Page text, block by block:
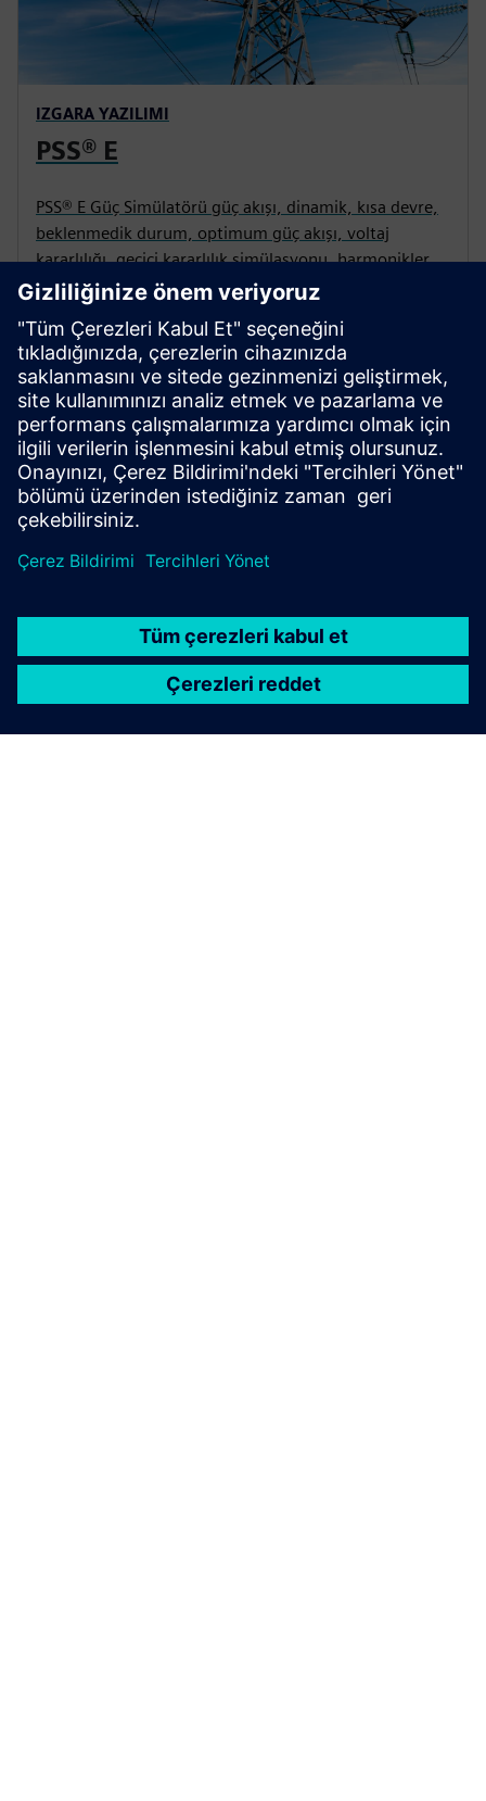
IZGARA YAZILIMI
PSS® E
PSS® E Güç Simülatörü güç akışı, dinamik, kısa devre,
beklenmedik durum, optimum güç akışı, voltaj
kararlılığı, geçici kararlılık simülasyonu, harmonikler
ve zaman serisi güç akışı gibi analiz işlevlerini
gerçekleştirmenizi sağlar.
IZGARA YAZILIMI
PSS® güç sistemi simülasyon ve
modelleme yazılımı